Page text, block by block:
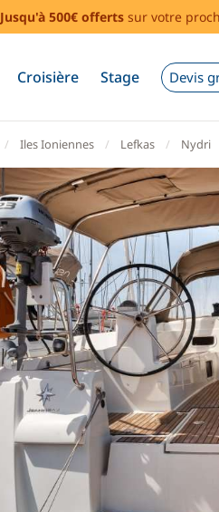
Jusqu'à 500€ offerts sur votre
Croisière Stage Devis
Iles Ioniennes Lefkas Nydri